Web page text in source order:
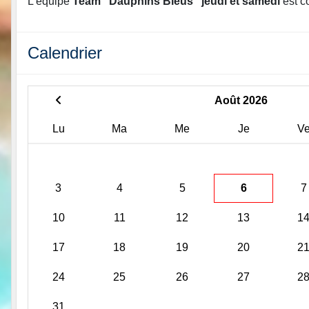
Calendrier
Août 2026
Lu Ma Me Je
3 4 5 6 7
10 11 12 13 14
17 18 19 20 21
24 25 26 27 28